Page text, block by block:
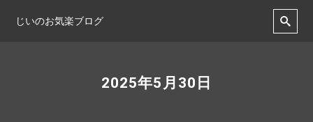
じいのお気楽ブログ
2025年5月30日